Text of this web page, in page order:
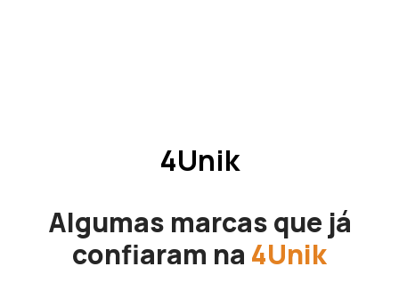
4Unik
Algumas marcas que já
confiaram na 4Unik